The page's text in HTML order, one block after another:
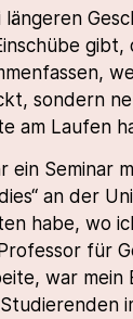
längeren
gibt,
sondern
am Laufen
ein Seminar
an der
habe, wo
für
war mein